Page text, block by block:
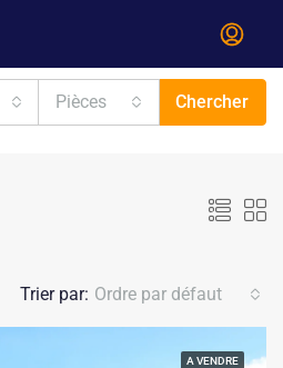
Pièces Chercher
Trier par: Ordre par défaut
A VENDRE